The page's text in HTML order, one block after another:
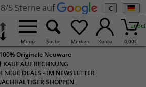
5 Sterne auf €
Menü Suche Merken Konto 0,00€
Originale Neuware
KAUF AUF RECHNUNG
NEUE DEALS - IM NEWSLETTER
SHOPPEN